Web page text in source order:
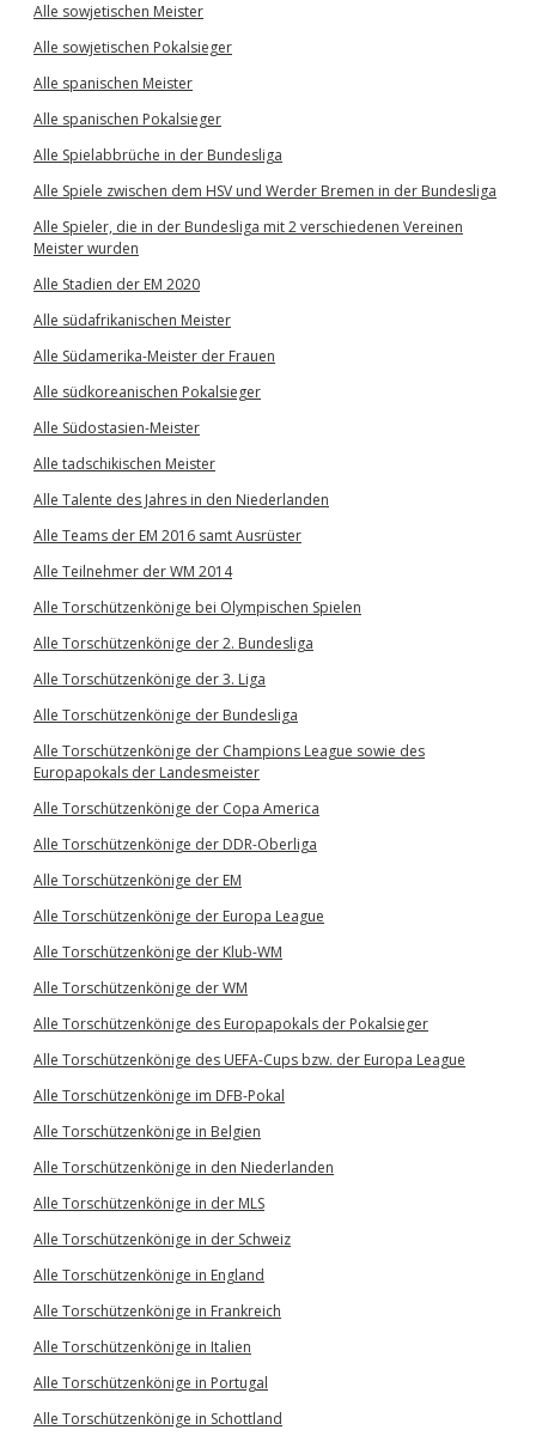
Alle sowjetischen Meister
Alle sowjetischen Pokalsieger
Alle spanischen Meister
Alle spanischen Pokalsieger
Alle Spielabbrüche in der Bundesliga
Alle Spiele zwischen dem HSV und Werder Bremen in der Bundesliga
Alle Spieler, die in der Bundesliga mit 2 verschiedenen Vereinen
Meister wurden
Alle Stadien der EM 2020
Alle südafrikanischen Meister
Alle Südamerika-Meister der Frauen
Alle südkoreanischen Pokalsieger
Alle Südostasien-Meister
Alle tadschikischen Meister
Alle Talente des Jahres in den Niederlanden
Alle Teams der EM 2016 samt Ausrüster
Alle Teilnehmer der WM 2014
Alle Torschützenkönige bei Olympischen Spielen
Alle Torschützenkönige der 2. Bundesliga
Alle Torschützenkönige der 3. Liga
Alle Torschützenkönige der Bundesliga
Alle Torschützenkönige der Champions League sowie des
Europapokals der Landesmeister
Alle Torschützenkönige der Copa America
Alle Torschützenkönige der DDR-Oberliga
Alle Torschützenkönige der EM
Alle Torschützenkönige der Europa League
Alle Torschützenkönige der Klub-WM
Alle Torschützenkönige der WM
Alle Torschützenkönige des Europapokals der Pokalsieger
Alle Torschützenkönige des UEFA-Cups bzw. der Europa League
Alle Torschützenkönige im DFB-Pokal
Alle Torschützenkönige in Belgien
Alle Torschützenkönige in den Niederlanden
Alle Torschützenkönige in der MLS
Alle Torschützenkönige in der Schweiz
Alle Torschützenkönige in England
Alle Torschützenkönige in Frankreich
Alle Torschützenkönige in Italien
Alle Torschützenkönige in Portugal
Alle Torschützenkönige in Schottland